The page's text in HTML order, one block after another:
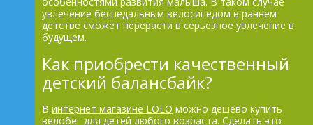
увлечение беспедальным велосипедом в раннем
детстве сможет перерасти в серьезное увлечение в
будущем.
Как приобрести качественный
детский балансбайк?
В интернет магазине LOLO можно дешево купить
велобег для детей любого возраста. Сделать это